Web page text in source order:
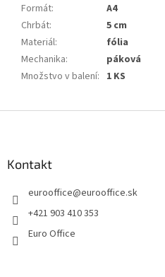
Formát:
A4
Chrbát:
5 cm
Materiál:
fólia
Mechanika:
páková
Množstvo v balení: 1 KS
Kontakt
eurooffice@eurooffice.sk
+421 903 410 353
Euro Office